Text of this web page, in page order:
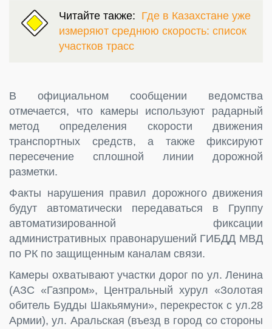
Читайте также: Где в Казахстане уже
измеряют среднюю скорость: список
участков трасс
В официальном сообщении ведомства
отмечается, что камеры используют радарный
метод определения скорости движения
транспортных средств, а также фиксируют
пересечение сплошной линии дорожной
разметки.
Факты нарушения правил дорожного движения
будут автоматически передаваться в Группу
автоматизированной фиксации
административных правонарушений ГИБДД МВД
по РК по защищенным каналам связи.
Камеры охватывают участки дорог по ул. Ленина
(АЗС «Газпром», Центральный хурул «Золотая
обитель Будды Шакьямуни», перекресток с ул.28
Армии), ул. Аральская (въезд в город со стороны